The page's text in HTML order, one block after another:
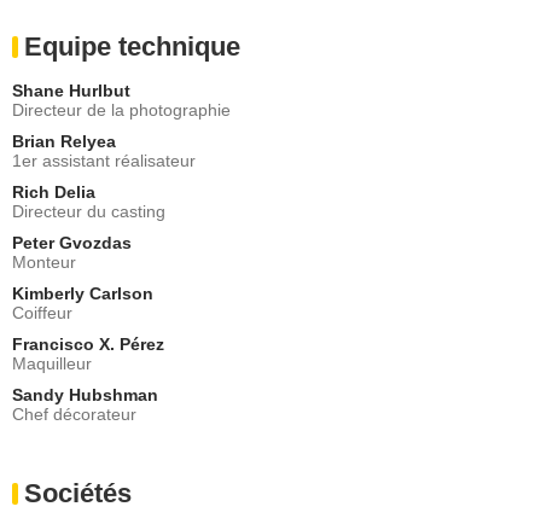
Equipe technique
Shane Hurlbut
Directeur de la photographie
Brian Relyea
1er assistant réalisateur
Rich Delia
Directeur du casting
Peter Gvozdas
Monteur
Kimberly Carlson
Coiffeur
Francisco X. Pérez
Maquilleur
Sandy Hubshman
Chef décorateur
Sociétés